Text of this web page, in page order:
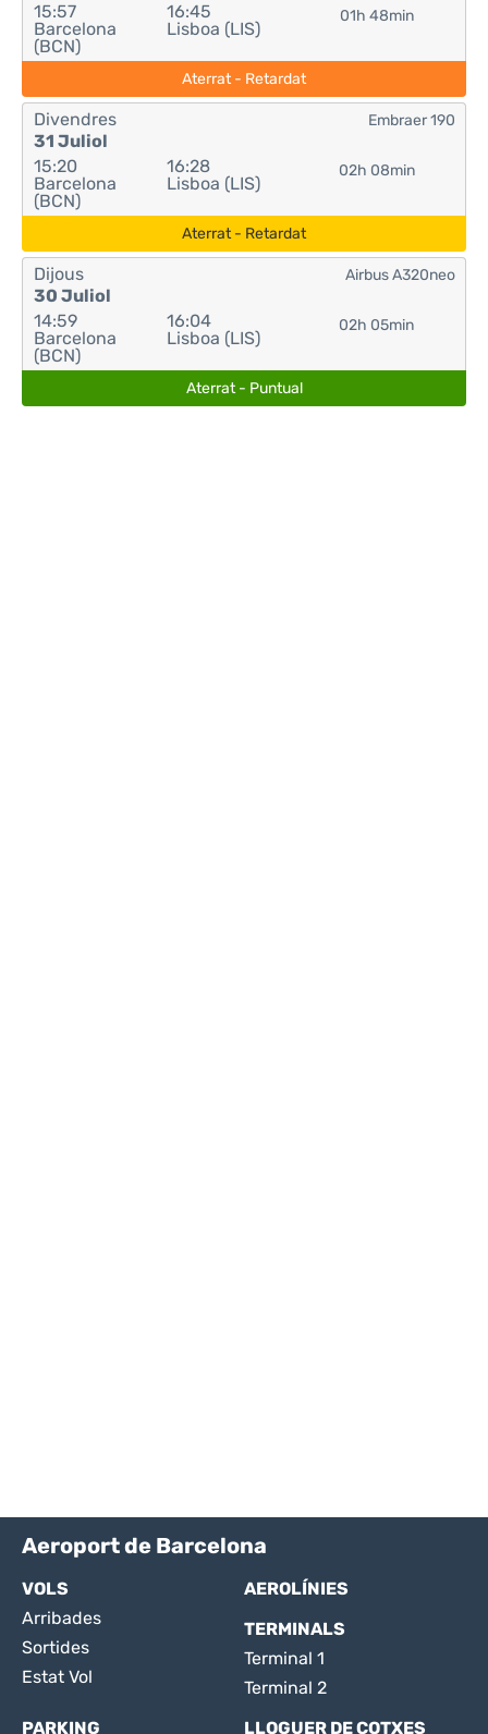
15:57
Barcelona
(BCN)
16:45
Lisboa (LIS)
01h 48min
Aterrat - Retardat
Divendres
31 Juliol
15:20
Barcelona
(BCN)
16:28
Lisboa (LIS)
02h 08min
Embraer 190
Aterrat - Retardat
Dijous
30 Juliol
14:59
Barcelona
(BCN)
16:04
Lisboa (LIS)
02h 05min
Airbus A320neo
Aterrat - Puntual
Aeroport de Barcelona
VOLS
Arribades
Sortides
Estat Vol
AEROLÍNIES
TERMINALS
Terminal 1
Terminal 2
PARKING
LLOGUER DE COTXES